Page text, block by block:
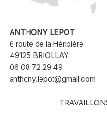
ANTHONY LEPOT
6 route de la Héripière
49125 BRIOLLAY
06 08 72 29 49
anthony.lepot@gmail.com